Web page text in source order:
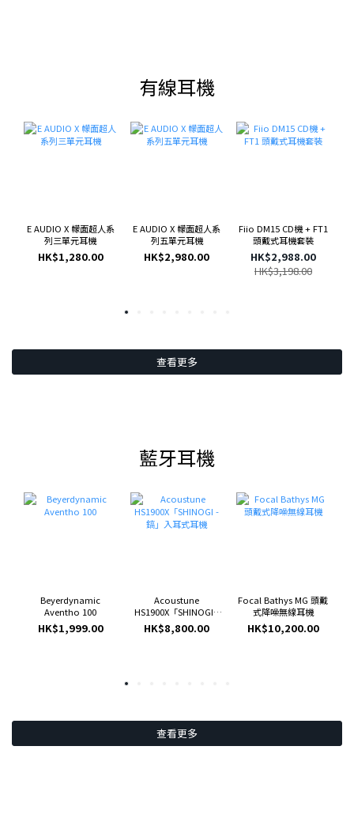
有線耳機
E AUDIO X 幪面超人系
列三單元耳機
HK$1,280.00
E AUDIO X 幪面超人系
列五單元耳機
HK$2,980.00
Fiio DM15 CD機 + FT1
頭戴式耳機套裝
HK$2,988.00
HK$3,198.00
查看更多
藍牙耳機
Beyerdynamic
Aventho 100
HK$1,999.00
Acoustune
HS1900X「SHINOGI -
鎬」入耳式耳機
HK$8,800.00
Focal Bathys MG 頭戴
式降噪無線耳機
HK$10,200.00
查看更多